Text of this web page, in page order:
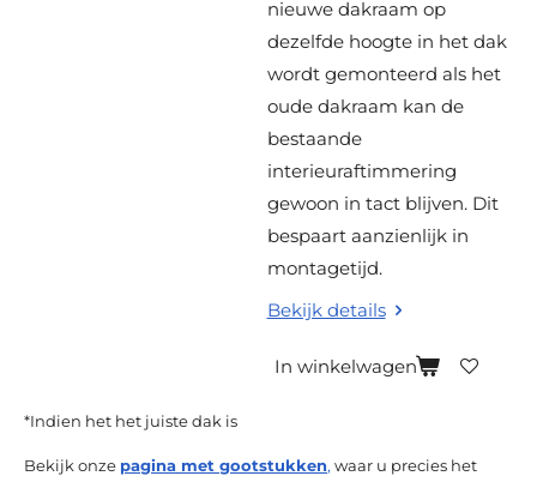
nieuwe dakraam op
dezelfde hoogte in het dak
wordt gemonteerd als het
oude dakraam kan de
bestaande
interieuraftimmering
gewoon in tact blijven. Dit
bespaart aanzienlijk in
montagetijd.
Bekijk details
In winkelwagen
*Indien het het juiste dak is
Bekijk onze pagina met gootstukken, waar u precies het